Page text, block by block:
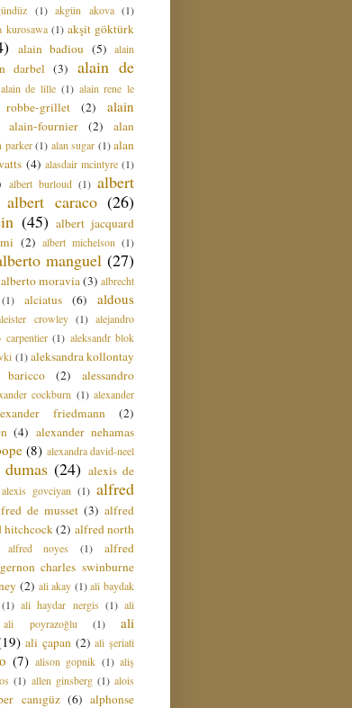
(1) akgün akova (1)
kurosawa (1) akşit göktürk
alain badiou (5) alain
darbel (3)
alain de
alain de lille (1) alain rene le
grillet (2)
alain
alain-fournier (2)
alan
parker (1) alan sugar (1) alan
(4) alasdair mcintyre (1)
albert burloud (1) albert
albert caraco (26)
(45) albert jacquard
(2) albert michelson (1)
manguel (27)
alberto moravia (3) albrecht
(1) alciatus (6)
aldous
crowley (1) alejandro
carpentier (1) aleksandr blok
(1) aleksandra kollontay
baricco (2)
alessandro
cockburn (1) alexander
friedmann
(2)
(4) alexander nehamas
(8) alexandra david-neel
(24) alexis de
alexis govciyan (1) alfred
de musset (3) alfred
hitchcock(2) alfred north
alfred noyes (1)
alfred
charles swinburne
(2) ali akay (1) ali baydak
(1) ali haydar nergis (1) ali
ali poyrazoğlu (1)
ali
ali çapan (2) ali şeriati
(7) alison gopnik (1) aliş
(1) allen ginsberg (1) alois
canıgüz (6) alphonse